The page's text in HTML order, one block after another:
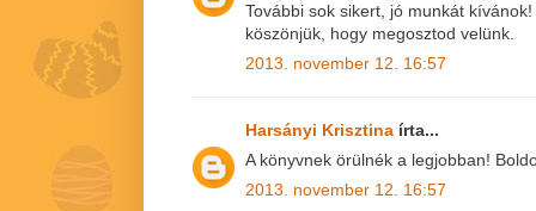
További sok sikert, jó munkát
köszönjük, hogy megosztod velünk.
2013. november 12. 16:57
Harsányi Krisztina írta...
A könyvnek örülnék a legjobban!
2013. november 12. 16:57